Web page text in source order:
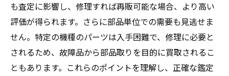
も査定に影響し、修理すれば再販可能な場合、より高い
評価が得られます。さらに部品単位での需要も見逃せま
せん。特定の機種のパーツは入手困難で、修理に必要と
されるため、故障品から部品取りを目的に買取されるこ
ともあります。これらのポイントを理解し、正確な鑑定